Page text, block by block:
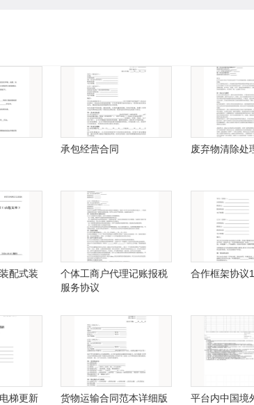
承包经营合同 废弃物清除处
配式装
个体工商户代理记账报税
服务协议
合作框架协议1
梯更新 货物运输合同范本详细版 平台内中国境